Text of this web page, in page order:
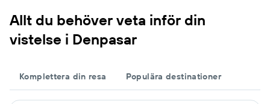
Allt du behöver veta inför din
vistelse i Denpasar
Komplettera din resa Populära destinationer